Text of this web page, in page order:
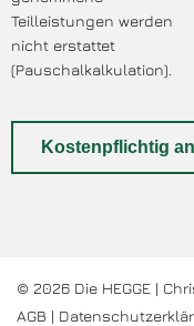
Teilleistungen werden
nicht erstattet
(Pauschalkalkulation).
© 2026 Die HEGGE |
AGB |